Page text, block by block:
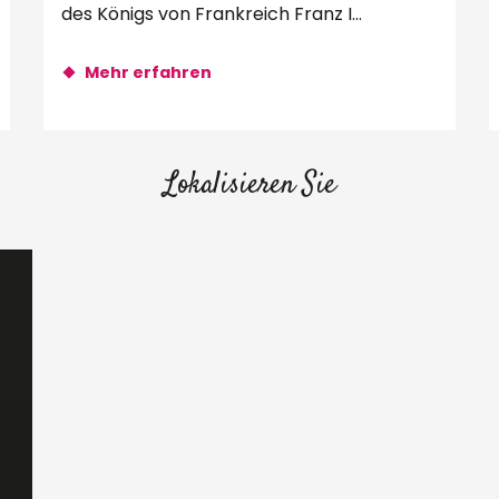
des Königs von Frankreich Franz I
Mehr erfahren
Lokalisieren Sie